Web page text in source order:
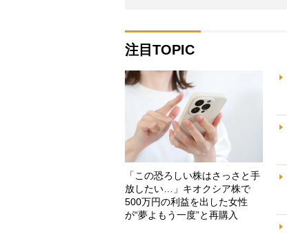
注目TOPIC
「この恐ろしい株はさっさと手
放したい…」キオクシア株で
500万円の利益を出した女性
が“夢よもう一度”と再購入